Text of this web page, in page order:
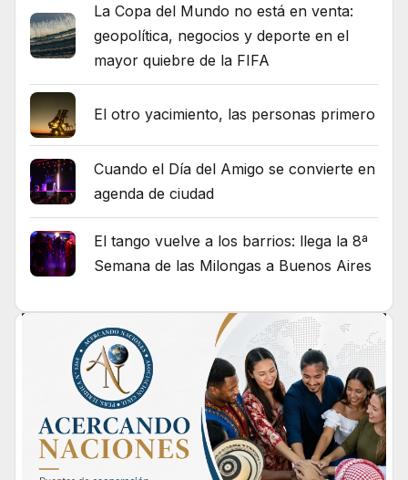
La Copa del Mundo no está en venta:
geopolítica, negocios y deporte en el
mayor quiebre de la FIFA
El otro yacimiento, las personas primero
Cuando el Día del Amigo se convierte en
agenda de ciudad
El tango vuelve a los barrios: llega la 8ª
Semana de las Milongas a Buenos Aires